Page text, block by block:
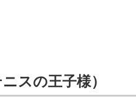
スの王子様）